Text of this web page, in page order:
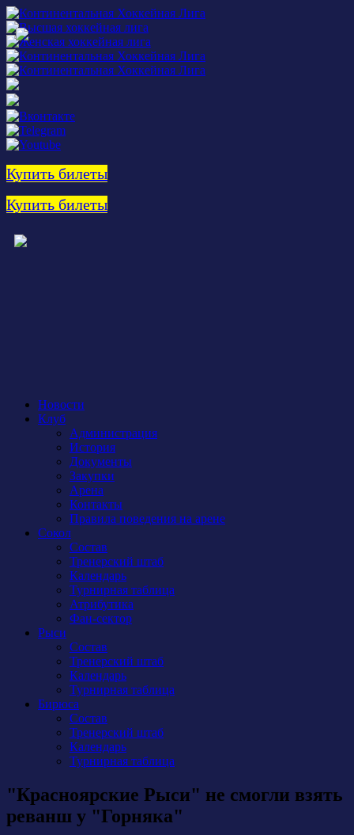
Купить билеты
Купить билеты
Новости
Клуб
Администрация
История
Документы
Закупки
Арена
Контакты
Правила поведения на арене
Сокол
Состав
Тренерский штаб
Календарь
Турнирная таблица
Атрибутика
Фан-сектор
Рыси
Состав
Тренерский штаб
Календарь
Турнирная таблица
Бирюса
Состав
Тренерский штаб
Календарь
Турнирная таблица
"Красноярские Рыси" не смогли взять
реванш у "Горняка"